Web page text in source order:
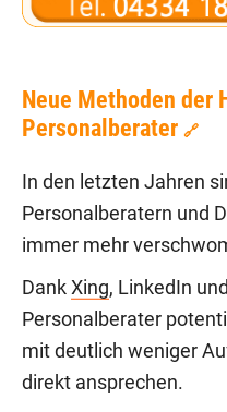
Neue Methoden der
Personalberater 🔗
In den letzten Jahren
Personalberatern und
immer mehr
Dank Xing, LinkedIn und
Personalberater
mit deutlich weniger
direkt ansprechen.